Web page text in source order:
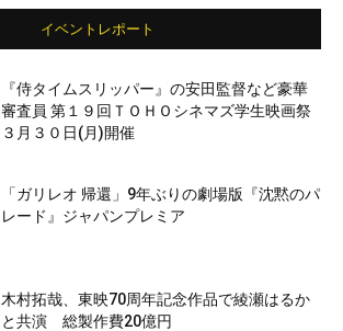
イベントレポート
『侍タイムスリッパー』の安田監督など豪華
審査員 第１９回ＴＯＨＯシネマズ学生映画祭
３月３０日(月)開催
「ガリレオ 帰還」9年ぶりの劇場版『沈黙のパ
レード』ジャパンプレミア
木村拓哉、東映70周年記念作品で綾瀬はるか
と共演 総製作費20億円